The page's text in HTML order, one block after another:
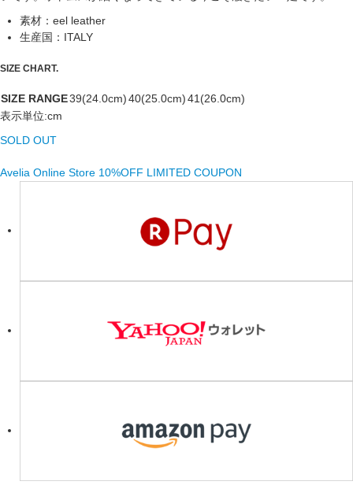
素材 ：eel leather
生産国 ：ITALY
SIZE CHART.
SIZE RANGE39(24.0cm)40(25.0cm)41(26.0cm)
表示単位:cm
SOLD OUT
Avelia Online Store 10%OFF LIMITED COUPON